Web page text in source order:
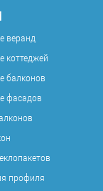
веранд
коттеджей
балконов
фасадов
профиля